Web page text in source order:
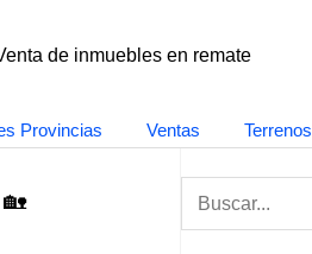
de inmuebles en remate
Provincias Ventas Terrenos
a